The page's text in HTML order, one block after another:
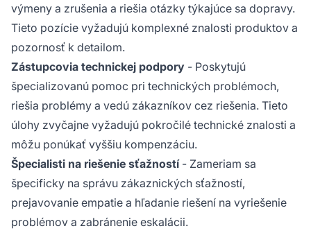
výmeny a zrušenia a riešia otázky týkajúce sa dopravy.
Tieto pozície vyžadujú komplexné znalosti produktov a
pozornosť k detailom.
Zástupcovia technickej podpory - Poskytujú
špecializovanú pomoc pri technických problémoch,
riešia problémy a vedú zákazníkov cez riešenia. Tieto
úlohy zvyčajne vyžadujú pokročilé technické znalosti a
môžu ponúkať vyššiu kompenzáciu.
Špecialisti na riešenie sťažností- Zameriam sa
špecificky na správu zákaznických sťažností,
prejavovanie empatie a hľadanie riešení na vyriešenie
problémov a zabránenie eskalácii.